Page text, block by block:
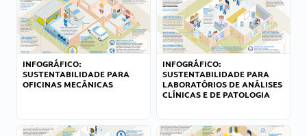
INFOGRÁFICO:
SUSTENTABILIDADE PARA
OFICINAS MECÂNICAS
INFOGRÁFICO:
SUSTENTABILIDADE PARA
LABORATÓRIOS DE ANÁLISES
CLÍNICAS E DE PATOLOGIA